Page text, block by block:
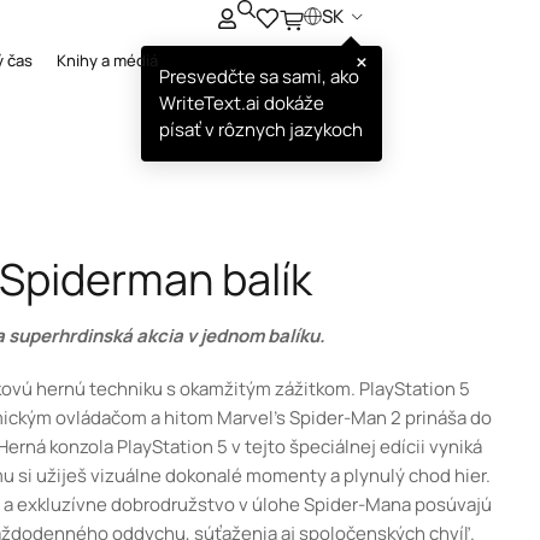
čas Knihy a médiá
SK
×
Presvedčte sa sami, ako
WriteText.ai dokáže
písať v rôznych jazykoch
balík
akcia v jednom balíku.
hernú techniku s okamžitým zážitkom. PlayStation 5
ovládačom a hitom Marvel’s Spider-Man 2 prináša do
konzola PlayStation 5 v tejto špeciálnej edícii vyniká
si užiješ vizuálne dokonalé momenty a plynulý chod hier.
exkluzívne dobrodružstvo v úlohe Spider-Mana posúvajú
oddychu, súťaženia aj spoločenských chvíľ.